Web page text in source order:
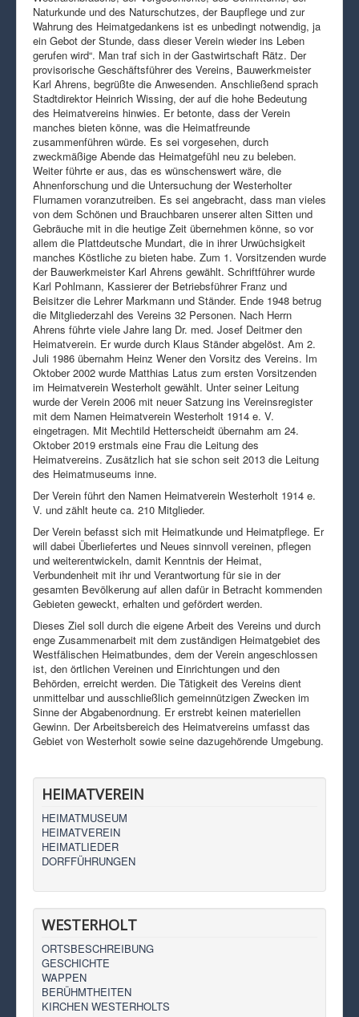
Naturkunde und des Naturschutzes, der Baupflege und zur
Wahrung des Heimatgedankens ist es unbedingt notwendig, ja
ein Gebot der Stunde, dass dieser Verein wieder ins Leben
gerufen wird“. Man traf sich in der Gastwirtschaft Rätz. Der
provisorische Geschäftsführer des Vereins, Bauwerkmeister
Karl Ahrens, begrüßte die Anwesenden. Anschließend sprach
Stadtdirektor Heinrich Wissing, der auf die hohe Bedeutung
des Heimatvereins hinwies. Er betonte, dass der Verein
manches bieten könne, was die Heimatfreunde
zusammenführen würde. Es sei vorgesehen, durch
zweckmäßige Abende das Heimatgefühl neu zu beleben.
Weiter führte er aus, das es wünschenswert wäre, die
Ahnenforschung und die Untersuchung der Westerholter
Flurnamen voranzutreiben. Es sei angebracht, dass man vieles
von dem Schönen und Brauchbaren unserer alten Sitten und
Gebräuche mit in die heutige Zeit übernehmen könne, so vor
allem die Plattdeutsche Mundart, die in ihrer Urwüchsigkeit
manches Köstliche zu bieten habe. Zum 1. Vorsitzenden wurde
der Bauwerkmeister Karl Ahrens gewählt. Schriftführer wurde
Karl Pohlmann, Kassierer der Betriebsführer Franz und
Beisitzer die Lehrer Markmann und Ständer. Ende 1948 betrug
die Mitgliederzahl des Vereins 32 Personen. Nach Herrn
Ahrens führte viele Jahre lang Dr. med. Josef Deitmer den
Heimatverein. Er wurde durch Klaus Ständer abgelöst. Am 2.
Juli 1986 übernahm Heinz Wener den Vorsitz des Vereins. Im
Oktober 2002 wurde Matthias Latus zum ersten Vorsitzenden
im Heimatverein Westerholt gewählt. Unter seiner Leitung
wurde der Verein 2006 mit neuer Satzung ins Vereinsregister
mit dem Namen Heimatverein Westerholt 1914 e. V.
eingetragen. Mit Mechtild Hetterscheidt übernahm am 24.
Oktober 2019 erstmals eine Frau die Leitung des
Heimatvereins. Zusätzlich hat sie schon seit 2013 die Leitung
des Heimatmuseums inne.
Der Verein führt den Namen Heimatverein Westerholt 1914 e.
V. und zählt heute ca. 210 Mitglieder.
Der Verein befasst sich mit Heimatkunde und Heimatpflege. Er
will dabei Überliefertes und Neues sinnvoll vereinen, pflegen
und weiterentwickeln, damit Kenntnis der Heimat,
Verbundenheit mit ihr und Verantwortung für sie in der
gesamten Bevölkerung auf allen dafür in Betracht kommenden
Gebieten geweckt, erhalten und gefördert werden.
Dieses Ziel soll durch die eigene Arbeit des Vereins und durch
enge Zusammenarbeit mit dem zuständigen Heimatgebiet des
Westfälischen Heimatbundes, dem der Verein angeschlossen
ist, den örtlichen Vereinen und Einrichtungen und den
Behörden, erreicht werden. Die Tätigkeit des Vereins dient
unmittelbar und ausschließlich gemeinnützigen Zwecken im
Sinne der Abgabenordnung. Er erstrebt keinen materiellen
Gewinn. Der Arbeitsbereich des Heimatvereins umfasst das
Gebiet von Westerholt sowie seine dazugehörende Umgebung.
HEIMATVEREIN
HEIMATMUSEUM
HEIMATVEREIN
HEIMATLIEDER
DORFFÜHRUNGEN
WESTERHOLT
ORTSBESCHREIBUNG
GESCHICHTE
WAPPEN
BERÜHMTHEITEN
KIRCHEN WESTERHOLTS